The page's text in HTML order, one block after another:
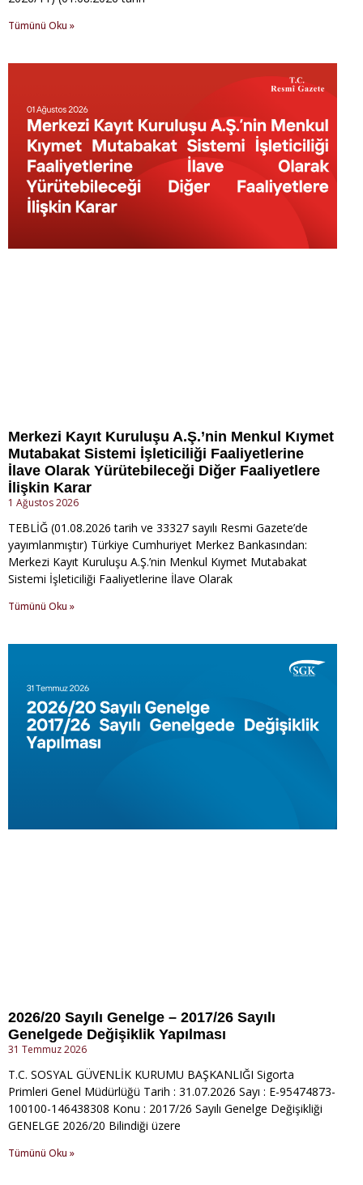
Tümünü Oku »
Merkezi Kayıt Kuruluşu A.Ş.’nin Menkul Kıymet
Mutabakat Sistemi İşleticiliği Faaliyetlerine
İlave Olarak Yürütebileceği Diğer Faaliyetlere
İlişkin Karar
1 Ağustos 2026
TEBLİĞ (01.08.2026 tarih ve 33327 sayılı Resmi Gazete’de
yayımlanmıştır) Türkiye Cumhuriyet Merkez Bankasından:
Merkezi Kayıt Kuruluşu A.Ş.’nin Menkul Kıymet Mutabakat
Sistemi İşleticiliği Faaliyetlerine İlave Olarak
Tümünü Oku »
2026/20 Sayılı Genelge – 2017/26 Sayılı
Genelgede Değişiklik Yapılması
31 Temmuz 2026
T.C. SOSYAL GÜVENLİK KURUMU BAŞKANLIĞI Sigorta
Primleri Genel Müdürlüğü Tarih : 31.07.2026 Sayı : E-95474873-
100100-146438308 Konu : 2017/26 Sayılı Genelge Değişikliği
GENELGE 2026/20 Bilindiği üzere
Tümünü Oku »